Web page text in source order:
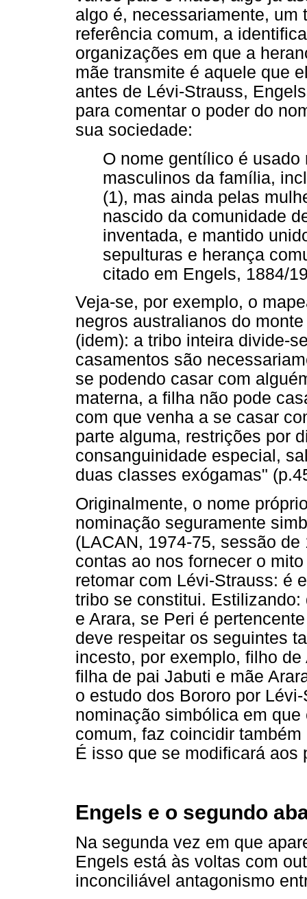
algo é, necessariamente,
referência comum, a
organizações em que a
mãe transmite é aquele que
antes de Lévi-Strauss,
para comentar o poder do
sua sociedade:
O nome gentílico é
masculinos da família,
(1), mas ainda pelas
nascido da comunidade
inventada, e mantido
sepulturas e herança
citado em Engels, 1884/
Veja-se, por exemplo, o
negros australianos do
(idem): a tribo inteira divide-
casamentos são
se podendo casar com
materna, a filha não pode
com que venha a se casar
parte alguma, restrições por
consanguinidade especial,
duas classes exógamas"
Originalmente, o nome
nominação seguramente
(LACAN, 1974-75, sessão
contas ao nos fornecer o
retomar com Lévi-Strauss: é
tribo se constitui.
e Arara, se Peri é
deve respeitar os seguintes
incesto, por exemplo, filho
filha de pai Jabuti e mãe
o estudo dos Bororo por
nominação simbólica em
comum, faz coincidir
É isso que se modificará aos
Engels e o segundo
Na segunda vez em que
Engels está às voltas com
inconciliável antagonismo